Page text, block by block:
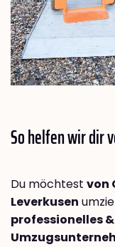
So helfen wir dir
Du möchtest von
Leverkusen
professionelles